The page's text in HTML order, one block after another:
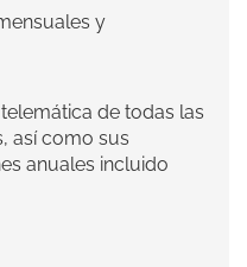
y
de todas las
así como sus
anuales incluido